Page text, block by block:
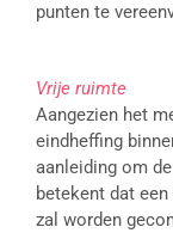
punten te
Vrije ruimte
Aangezien het
eindheffing
aanleiding om
betekent dat
zal worden